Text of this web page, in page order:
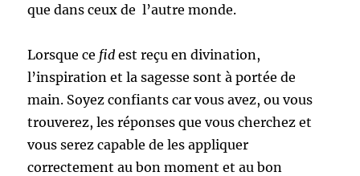
que dans ceux de l’autre monde.
Lorsque ce fid est reçu en divination,
l’inspiration et la sagesse sont à portée de
main. Soyez confiants car vous avez, ou vous
trouverez, les réponses que vous cherchez et
vous serez capable de les appliquer
correctement au bon moment et au bon